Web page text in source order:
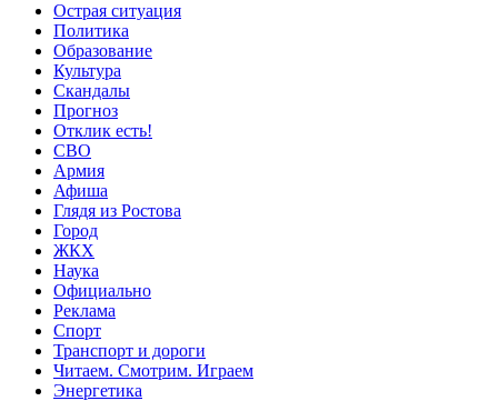
Острая ситуация
Политика
Образование
Культура
Скандалы
Прогноз
Отклик есть!
СВО
Армия
Афиша
Глядя из Ростова
Город
ЖКХ
Наука
Официально
Реклама
Спорт
Транспорт и дороги
Читаем. Смотрим. Играем
Энергетика